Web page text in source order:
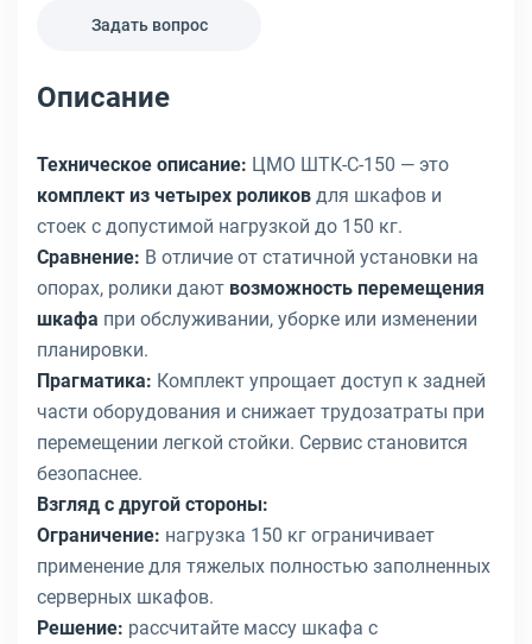
Задать вопрос
Описание
Техническое описание: ЦМО ШТК-С-150 — это
комплект из четырех роликов для шкафов и
стоек с допустимой нагрузкой до 150 кг.
Сравнение: В отличие от статичной установки на
опорах, ролики дают возможность перемещения
шкафа при обслуживании, уборке или изменении
планировки.
Прагматика: Комплект упрощает доступ к задней
части оборудования и снижает трудозатраты при
перемещении легкой стойки. Сервис становится
безопаснее.
Взгляд с другой стороны:
Ограничение: нагрузка 150 кг ограничивает
применение для тяжелых полностью заполненных
серверных шкафов.
Решение: рассчитайте массу шкафа с